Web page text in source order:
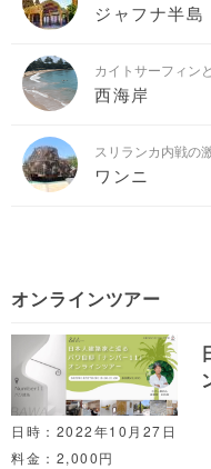
ジャフナ半島
カイトサーフィン
西海岸
スリランカ内戦の
ワンニ
オンラインツアー
日時：2022年10月27日
料金：2,000円